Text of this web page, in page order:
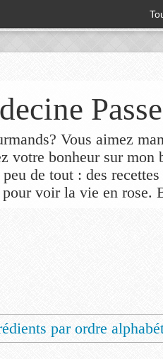
Vous aimez
votre bonheur sur
de tout : des
voir la vie en rose.
par ordre